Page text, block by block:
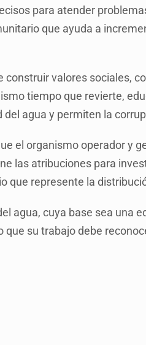
para atender
que ayuda a
construir valores sociales,
tiempo que revierte,
agua y permiten la
el organismo operador y
las atribuciones para
que represente la
agua, cuya base sea una
su trabajo debe